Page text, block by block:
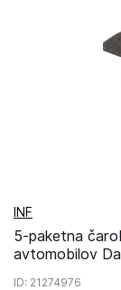
INF
5-paketna
avtomobilov
ID: 21274976